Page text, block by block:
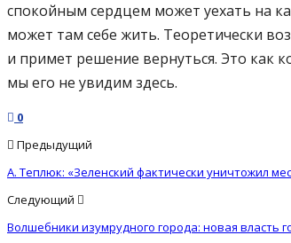
спокойным сердцем может уехать на
может там себе жить. Теоретически
и примет решение вернуться. Это как
мы его не увидим здесь.
0
Предыдущий
А. Теплюк: «Зеленский фактически уничтожил
Следующий
Волшебники изумрудного города: новая власть